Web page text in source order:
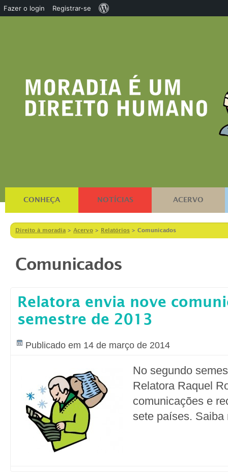
CONHEÇA NOTÍCIAS ACERVO
Direito à moradia > Acervo > Relatórios > Comunicados
Comunicados
Relatora envia nove
semestre de 2013
Publicado em 14 de março de 2014
No segundo
Relatora Raquel
comunicações e
sete países. Saiba
Fazer o login Registrar-se